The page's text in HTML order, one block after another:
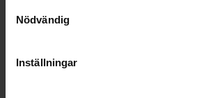
Nödvändig
Inställningar